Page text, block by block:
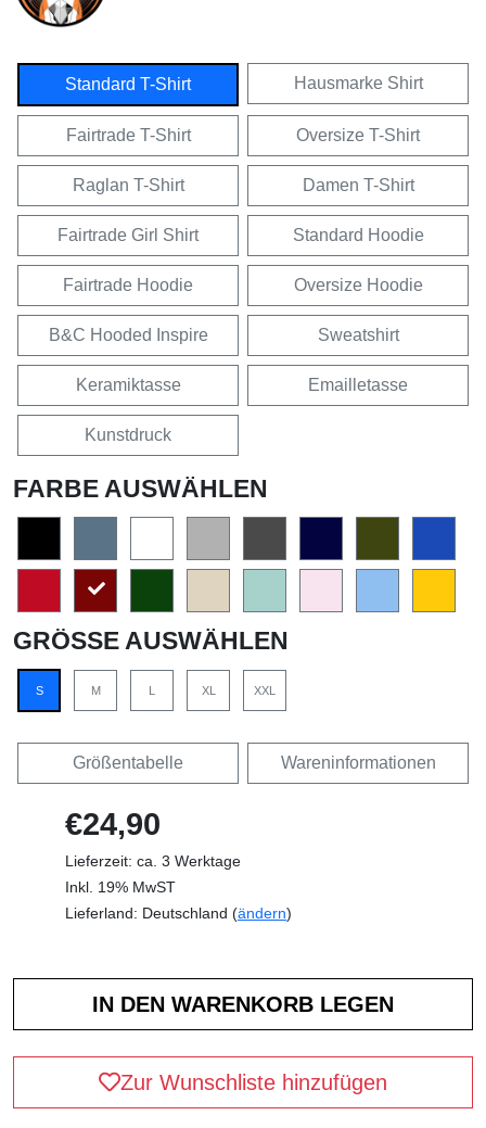
Standard T-Shirt Hausmarke Shirt
Fairtrade T-Shirt Oversize T-Shirt
Raglan T-Shirt Damen T-Shirt
Fairtrade Girl Shirt Standard Hoodie
Fairtrade Hoodie Oversize Hoodie
B&C Hooded Inspire Sweatshirt
Keramiktasse Emailletasse
Kunstdruck
FARBE AUSWÄHLEN
GRÖSSE AUSWÄHLEN
S M XL XXL
Größentabelle Wareninformationen
€24,90
Lieferzeit: ca. 3 Werktage
Inkl. 19% MwST
Lieferland: Deutschland (ändern)
Zur Wunschliste hinzufügen